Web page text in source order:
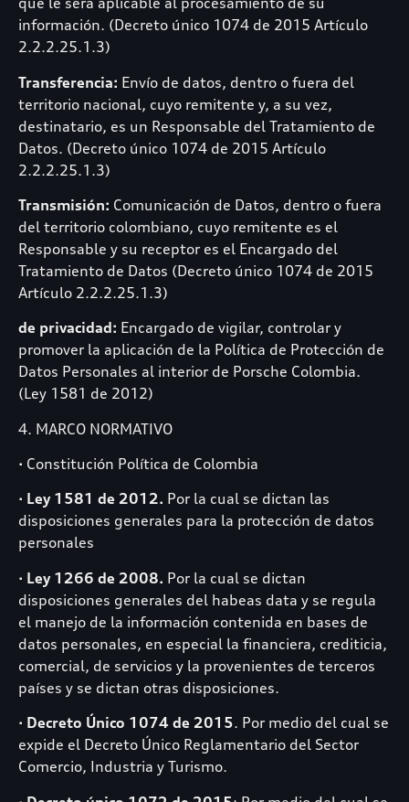
información. (Decreto único 1074 de 2015 Artículo
2.2.2.25.1.3)
Transferencia: Envío de datos, dentro o fuera del
territorio nacional, cuyo remitente y, a su vez,
destinatario, es un Responsable del Tratamiento de
Datos. (Decreto único 1074 de 2015 Artículo
2.2.2.25.1.3)
Transmisión: Comunicación de Datos, dentro o fuera
del territorio colombiano, cuyo remitente es el
Responsable y su receptor es el Encargado del
Tratamiento de Datos (Decreto único 1074 de 2015
Artículo 2.2.2.25.1.3)
de privacidad: Encargado de vigilar, controlar y
promover la aplicación de la Política de Protección de
Datos Personales al interior de Porsche Colombia.
(Ley 1581 de 2012)
4. MARCO NORMATIVO
▪ Constitución Política de Colombia
▪ Ley 1581 de 2012. Por la cual se dictan las
disposiciones generales para la protección de datos
personales
▪ Ley 1266 de 2008. Por la cual se dictan
disposiciones generales del habeas data y se regula
el manejo de la información contenida en bases de
datos personales, en especial la financiera, crediticia,
comercial, de servicios y la provenientes de terceros
países y se dictan otras disposiciones.
▪ Decreto Único 1074 de 2015. Por medio del cual se
expide el Decreto Único Reglamentario del Sector
Comercio, Industria y Turismo.